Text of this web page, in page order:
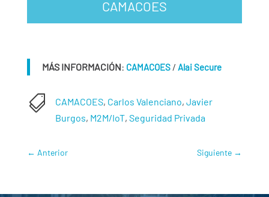
CAMACOES
MÁS INFORMACIÓN: CAMACOES/ Alai Secure
 CAMACOES, Carlos Valenciano, Javier
Burgos, M2M/IoT, Seguridad Privada
← Anterior Siguiente →